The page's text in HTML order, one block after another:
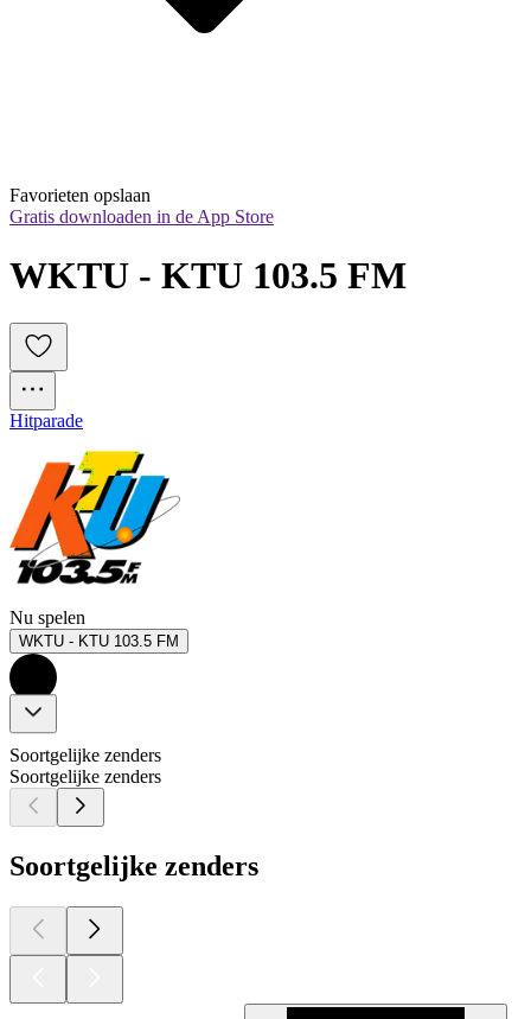
Favorieten opslaan
Gratis downloaden in de App Store
WKTU - KTU 103.5 FM
Hitparade
Nu spelen
WKTU - KTU 103.5 FM
Soortgelijke zenders
Soortgelijke zenders
Soortgelijke zenders